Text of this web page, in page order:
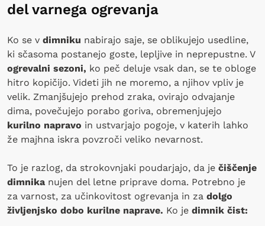
del varnega ogrevanja
Ko se v dimniku nabirajo saje, se oblikujejo usedline,
ki sčasoma postanejo goste, lepljive in neprepustne. V
ogrevalni sezoni, ko peč deluje vsak dan, se te obloge
hitro kopičijo. Videti jih ne moremo, a njihov vpliv je
velik. Zmanjšujejo prehod zraka, ovirajo odvajanje
dima, povečujejo porabo goriva, obremenjujejo
kurilno napravo in ustvarjajo pogoje, v katerih lahko
že majhna iskra povzroči veliko nevarnost.
To je razlog, da strokovnjaki poudarjajo, da je čiščenje
dimnika nujen del letne priprave doma. Potrebno je
za varnost, za učinkovitost ogrevanja in za dolgo
življenjsko dobo kurilne naprave. Ko je dimnik čist: